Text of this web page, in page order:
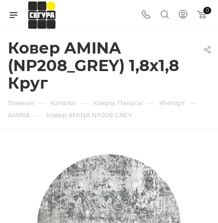
0
Ковер AMINA
(NP208_GREY) 1,8х1,8
Круг
Главная — Каталог — Ковры, Паласы — Импорт —
AMINA — Ковер AMINA NP208 GREY